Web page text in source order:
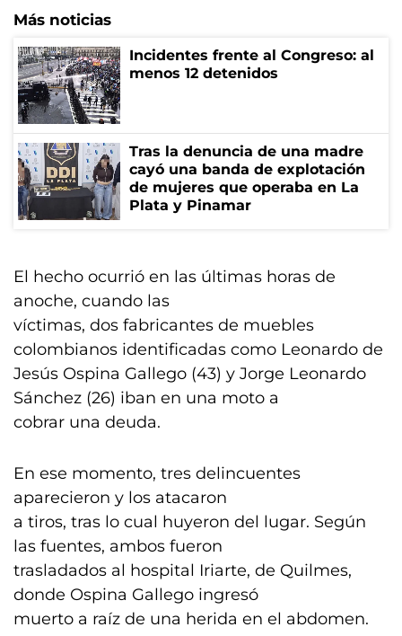
Más noticias
Incidentes frente al Congreso: al
menos 12 detenidos
Tras la denuncia de una madre
cayó una banda de explotación
de mujeres que operaba en La
Plata y Pinamar
El hecho ocurrió en las últimas horas de
anoche, cuando las
víctimas, dos fabricantes de muebles
colombianos identificadas como Leonardo de
Jesús Ospina Gallego (43) y Jorge Leonardo
Sánchez (26) iban en una moto a
cobrar una deuda.
En ese momento, tres delincuentes
aparecieron y los atacaron
a tiros, tras lo cual huyeron del lugar. Según
las fuentes, ambos fueron
trasladados al hospital Iriarte, de Quilmes,
donde Ospina Gallego ingresó
muerto a raíz de una herida en el abdomen.